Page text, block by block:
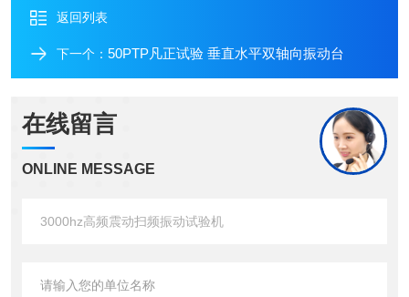
返回列表
下一个： 50PTP凡正试验 垂直水平双轴向振动台
在线留言
ONLINE MESSAGE